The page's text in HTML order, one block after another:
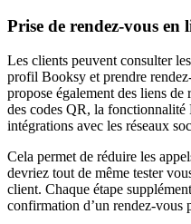
Prise de rendez-vous en
Les clients peuvent consulter
profil Booksy et prendre
propose également des liens
des codes QR, la
intégrations avec les réseaux
Cela permet de réduire les
devriez tout de même tester
client. Chaque étape
confirmation d’un rendez‑vous